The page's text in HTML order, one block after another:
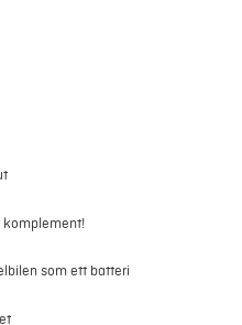
komplement!
som ett batteri